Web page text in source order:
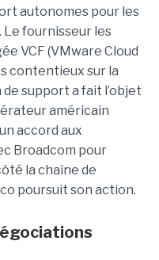
autonomes pour les
fournisseur les
VCF (VMware Cloud
contentieux sur la
support a fait l’objet
américain
accord aux
Broadcom pour
la chaîne de
poursuit son action.